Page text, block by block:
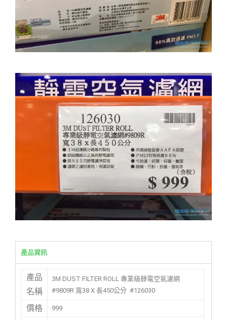
產品資訊
產品
名稱
3M DUST FILTER ROLL 專業級靜電空氣濾網
#9809R 寬38 X 長450公分 #126030
價格 999